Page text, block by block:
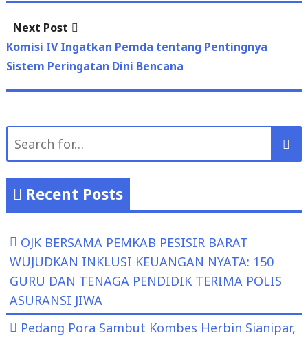
Next Post
post:
Komisi IV Ingatkan Pemda tentang Pentingnya
Sistem Peringatan Dini Bencana
Search
Recent Posts
OJK BERSAMA PEMKAB PESISIR BARAT
WUJUDKAN INKLUSI KEUANGAN NYATA: 150
GURU DAN TENAGA PENDIDIK TERIMA POLIS
ASURANSI JIWA
Pedang Pora Sambut Kombes Herbin Sianipar,